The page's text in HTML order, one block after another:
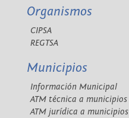
Organismos
CIPSA
REGTSA
Municipios
Información Municipal
ATM técnica a municipios
ATM jurídica a municipios